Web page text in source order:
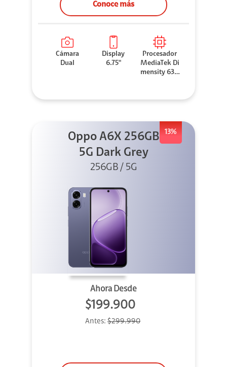
Conoce más
Cámara
Dual
Display
6.75"
Procesador
MediaTek Di
mensity 630
13%
Oppo A6X 256GB
5G Dark Grey
256GB / 5G
Ahora Desde
$199.900
Antes: $299.990